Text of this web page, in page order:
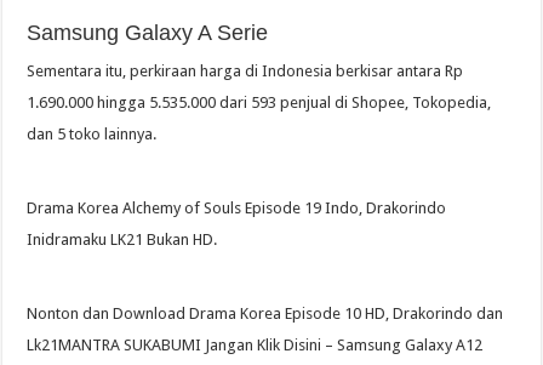
Samsung Galaxy A Serie
Sementara itu, perkiraan harga di Indonesia berkisar antara Rp
1.690.000 hingga 5.535.000 dari 593 penjual di Shopee, Tokopedia,
dan 5 toko lainnya.
Drama Korea Alchemy of Souls Episode 19 Indo, Drakorindo
Inidramaku LK21 Bukan HD.
Nonton dan Download Drama Korea Episode 10 HD, Drakorindo dan
Lk21MANTRA SUKABUMI Jangan Klik Disini – Samsung Galaxy A12